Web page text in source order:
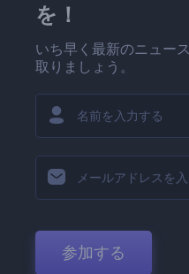
を！
いち早く最新のニュー
取りましょう。
参加する